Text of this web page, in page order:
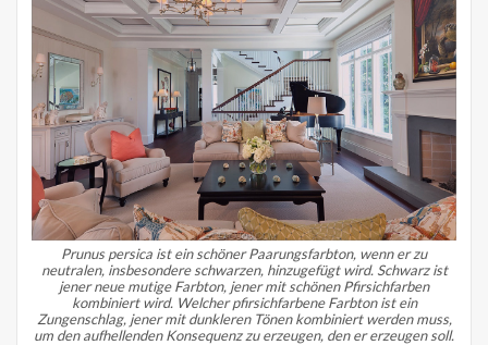
Prunus persica ist ein schöner Paarungsfarbton, wenn er zu
neutralen, insbesondere schwarzen, hinzugefügt wird. Schwarz ist
jener neue mutige Farbton, jener mit schönen Pfirsichfarben
kombiniert wird. Welcher pfirsichfarbene Farbton ist ein
Zungenschlag, jener mit dunkleren Tönen kombiniert werden muss,
um den aufhellenden Konsequenz zu erzeugen, den er erzeugen soll.